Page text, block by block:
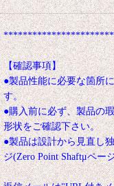
【確認事項】
●製品性能に必要な箇所
す。
●購入前に必ず、製品の
形状をご確認下さい。
●製品は設計から見直し
ジ(Zero Point Shaftμペー